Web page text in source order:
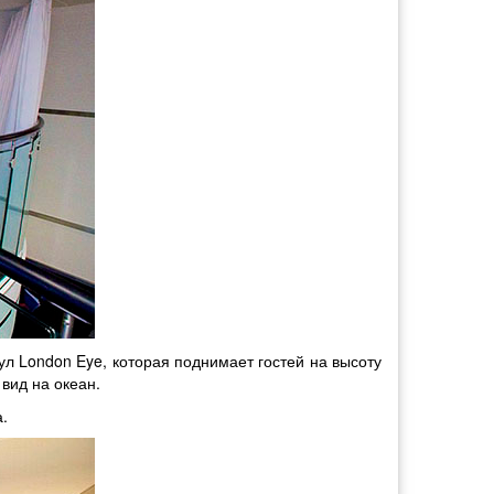
London Eye, которая поднимает гостей на высоту
на океан.